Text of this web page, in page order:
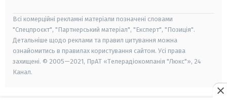
Всі комерційні рекламні матеріали позначені словами
"Спецпроєкт", "Партнерський матеріал", "Експерт", "Позиція".
Детальніше щодо реклами та правил цитування можна
ознайомитись в правилах користування сайтом. Усі права
захищені. © 2005—2021, ПрАТ «Телерадіокомпанія "Люкс"», 24
Канал.